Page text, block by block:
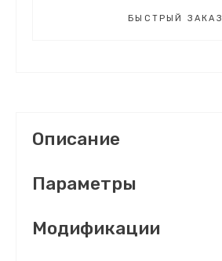
БЫСТРЫЙ ЗАКАЗ
Описание
Параметры
Модификации